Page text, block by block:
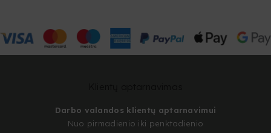
Darbo valandos klientų aptarnavimui
Nuo pirmadienio iki penktadienio